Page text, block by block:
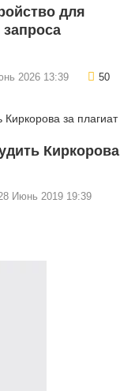
для
2026 13:39 50
Киркорова
Июнь 2019 19:39